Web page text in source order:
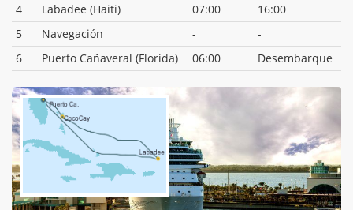
4
Labadee (Haiti) 07:00
16:00
5
Navegación -
-
6
Puerto Cañaveral (Florida) 06:00 Desembarque